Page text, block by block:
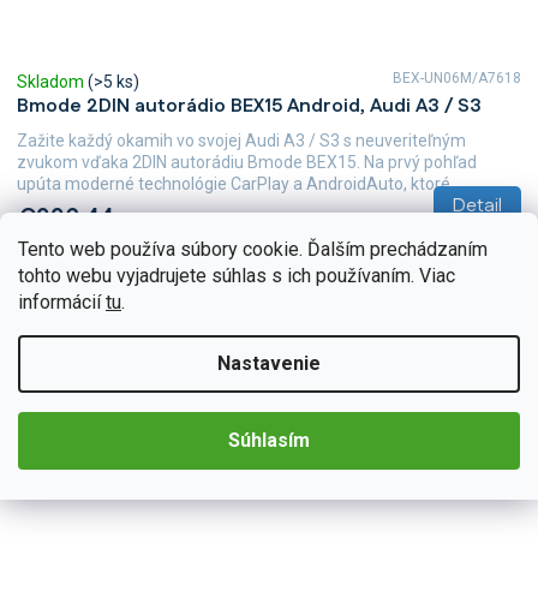
Tento web používa súbory cookie. Ďalším prechádzaním
tohto webu vyjadrujete súhlas s ich používaním. Viac
informáciítu.
Nastavenie
Súhlasím
Bmode 2DIN autorádio BEX15 Android, Audi A3 / S3
Skladom (>5 ks)
€226,44 Detail
Zažite každý okamih vo svojej Audi A3 / S3 s neuveriteľným
zvukom vďaka 2DIN autorádiu Bmode BEX15. Na prvý pohľad
upúta moderné technológie CarPlay a AndroidAuto, ktoré...
BEX-UN06M/A7618